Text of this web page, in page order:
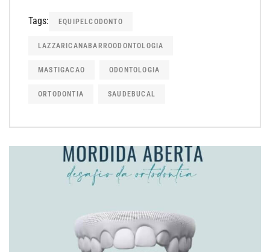
Tags: EQUIPELCODONTO
LAZZARICANABARROODONTOLOGIA
MASTIGACAO ODONTOLOGIA
ORTODONTIA SAUDEBUCAL